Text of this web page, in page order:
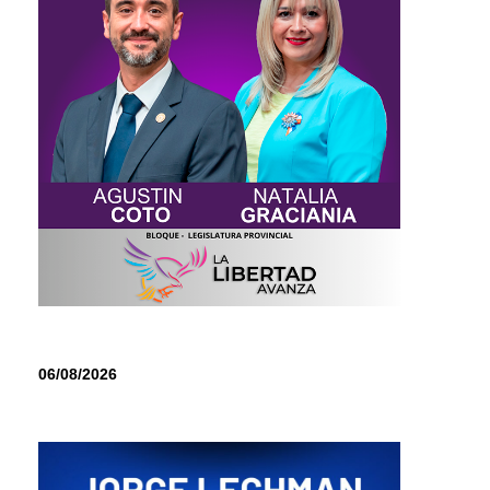
06/08/2026